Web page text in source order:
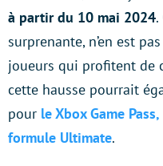
à partir du 10 mai 2024
surprenante, n’en est
joueurs qui profitent de
cette hausse pourrait
pour le Xbox Game
formule Ultimate.